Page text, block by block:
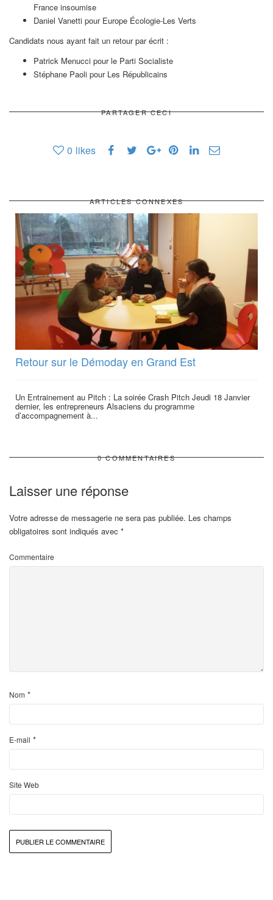
France insoumise
Daniel Vanetti pour Europe Écologie-Les Verts
Candidats nous ayant fait un retour par écrit :
Patrick Menucci pour le Parti Socialiste
Stéphane Paoli pour Les Républicains
PARTAGER CECI
0 likes
ARTICLES CONNEXES
Retour sur le Démoday en Grand Est
Un Entrainement au Pitch : La soirée Crash Pitch Jeudi 18 Janvier
dernier, les entrepreneurs Alsaciens du programme
d’accompagnement à...
0 COMMENTAIRES
Laisser une réponse
Votre adresse de messagerie ne sera pas publiée. Les champs
obligatoires sont indiqués avec *
Commentaire
Nom *
E-mail *
Site Web